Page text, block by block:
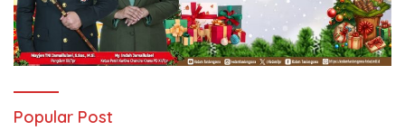
Popular Post